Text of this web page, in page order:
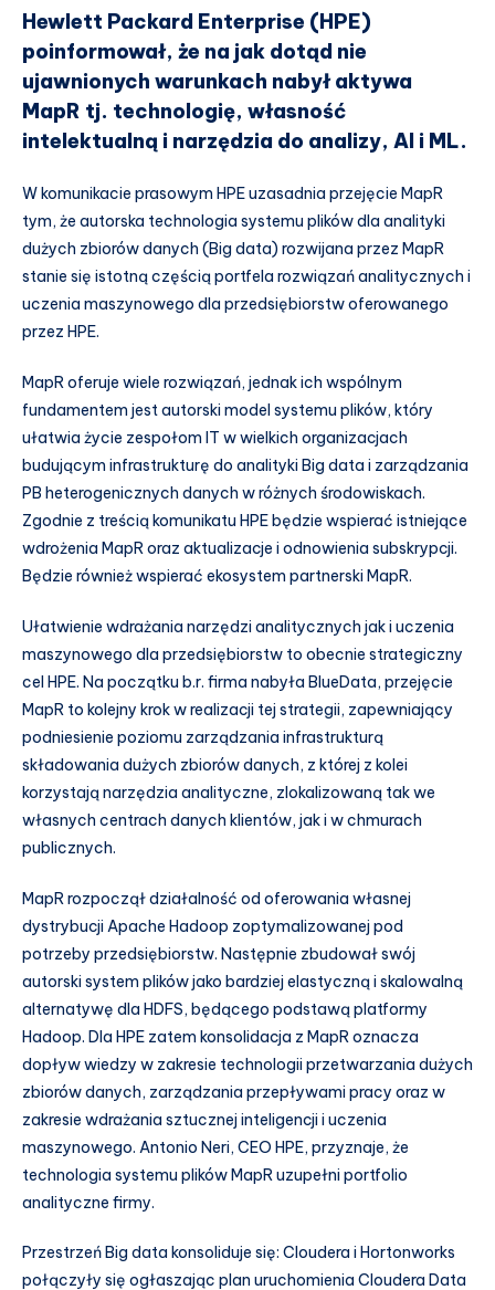
Hewlett Packard Enterprise (HPE)
poinformował, że na jak dotąd nie
ujawnionych warunkach nabył aktywa
MapR tj. technologię, własność
intelektualną i narzędzia do analizy, AI i ML.
W komunikacie prasowym HPE uzasadnia przejęcie MapR
tym, że autorska technologia systemu plików dla analityki
dużych zbiorów danych (Big data) rozwijana przez MapR
stanie się istotną częścią portfela rozwiązań analitycznych i
uczenia maszynowego dla przedsiębiorstw oferowanego
przez HPE.
MapR oferuje wiele rozwiązań, jednak ich wspólnym
fundamentem jest autorski model systemu plików, który
ułatwia życie zespołom IT w wielkich organizacjach
budującym infrastrukturę do analityki Big data i zarządzania
PB heterogenicznych danych w różnych środowiskach.
Zgodnie z treścią komunikatu HPE będzie wspierać istniejące
wdrożenia MapR oraz aktualizacje i odnowienia subskrypcji.
Będzie również wspierać ekosystem partnerski MapR.
Ułatwienie wdrażania narzędzi analitycznych jak i uczenia
maszynowego dla przedsiębiorstw to obecnie strategiczny
cel HPE. Na początku b.r. firma nabyła BlueData, przejęcie
MapR to kolejny krok w realizacji tej strategii, zapewniający
podniesienie poziomu zarządzania infrastrukturą
składowania dużych zbiorów danych, z której z kolei
korzystają narzędzia analityczne, zlokalizowaną tak we
własnych centrach danych klientów, jak i w chmurach
publicznych.
MapR rozpoczął działalność od oferowania własnej
dystrybucji Apache Hadoop zoptymalizowanej pod
potrzeby przedsiębiorstw. Następnie zbudował swój
autorski system plików jako bardziej elastyczną i skalowalną
alternatywę dla HDFS, będącego podstawą platformy
Hadoop. Dla HPE zatem konsolidacja z MapR oznacza
dopływ wiedzy w zakresie technologii przetwarzania dużych
zbiorów danych, zarządzania przepływami pracy oraz w
zakresie wdrażania sztucznej inteligencji i uczenia
maszynowego. Antonio Neri, CEO HPE, przyznaje, że
technologia systemu plików MapR uzupełni portfolio
analityczne firmy.
Przestrzeń Big data konsoliduje się: Cloudera i Hortonworks
połączyły się ogłaszając plan uruchomienia Cloudera Data